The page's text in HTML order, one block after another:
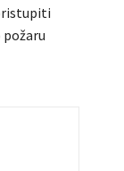
požaru